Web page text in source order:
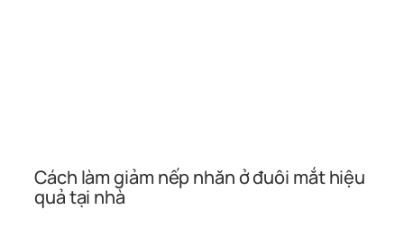
Cách làm giảm nếp nhăn ở đuôi mắt hiệu
quả tại nhà